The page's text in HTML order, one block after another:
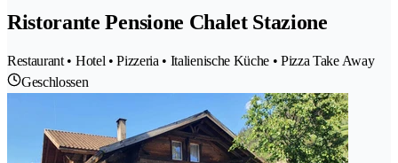
Ristorante Pensione Chalet Stazione
Restaurant • Hotel • Pizzeria • Italienische Küche • Pizza Take Away
Geschlossen